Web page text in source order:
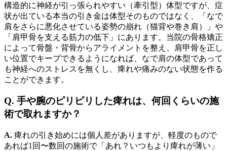
構造的に神経が引っ張られやすい（牽引型）体型ですが、症
状が出ている本当の引き金は体型そのものではなく、「なで
肩をさらに悪化させている姿勢の崩れ（猫背や巻き肩）」や
「肩甲骨を支える筋力の低下」にあります。当院の骨格矯正
によって骨盤・背骨からアライメントを整え、肩甲骨を正し
い位置でキープできるようになれば、なで肩の体型であって
も神経へのストレスを無くし、痺れや痛みのない状態を作る
ことができます。
Q. 手や腕のピリピリした痺れは、何回くらいの施
術で取れますか？
A. 痺れの引き始めには個人差がありますが、軽度のもので
あれば1回〜数回の施術で「あれ？いつもより痺れが薄い」